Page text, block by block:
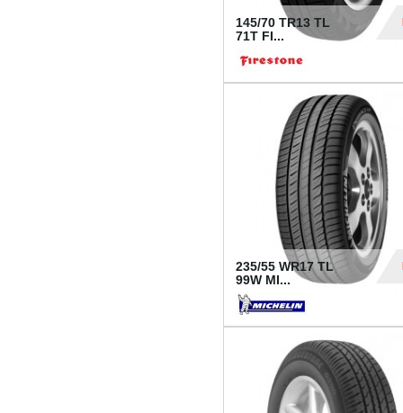
145/70 TR13 TL
71T FI...
235/55 WR17 TL
99W MI...